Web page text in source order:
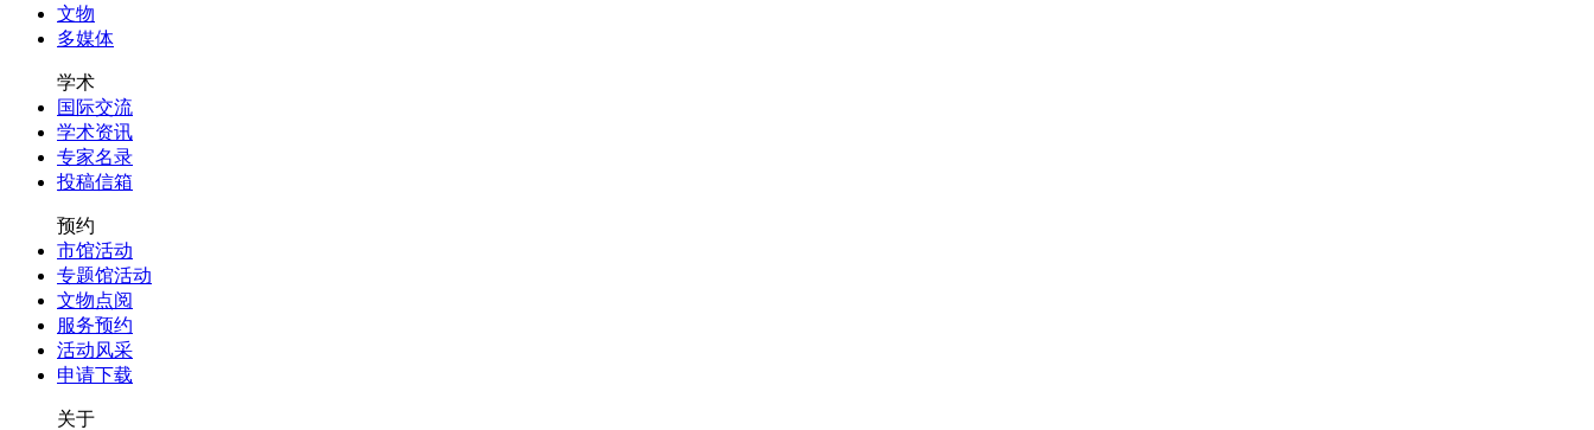
文物
多媒体
学术
国际交流
学术资讯
专家名录
投稿信箱
预约
市馆活动
专题馆活动
文物点阅
服务预约
活动风采
申请下载
关于